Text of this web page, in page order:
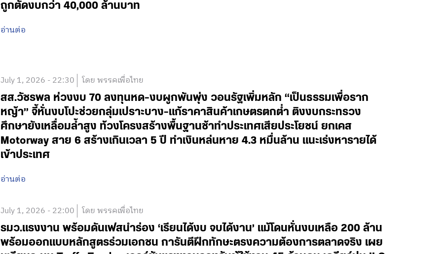
ถูกตัดงบกว่า 40,000 ล้านบาท
อ่านต่อ
July 1, 2026 - 22:30 โดย พรรคเพื่อไทย
สส.วัชรพล ห่วงงบ 70 ลงทุนหด-งบผูกพันพุ่ง วอนรัฐเพิ่มหลัก “เป็นธรรมเพื่อราก
หญ้า” จี้หั่นงบโปะช่วยกลุ่มเปราะบาง-แก้ราคาสินค้าเกษตรตกต่ำ ติงงบกระทรวง
ศึกษายังเหลื่อมล้ำสูง ท้วงโครงสร้างพื้นฐานช้าทำประเทศเสียประโยชน์ ยกเคส
Motorway สาย 6 สร้างเกินเวลา 5 ปี ทำเงินหล่นหาย 4.3 หมื่นล้าน แนะเร่งหารายได้
เข้าประเทศ
อ่านต่อ
July 1, 2026 - 22:00 โดย พรรคเพื่อไทย
รมว.แรงงาน พร้อมดันเฟสนำร่อง ‘เรียนได้งบ จบได้งาน’ แม้โดนหั่นงบเหลือ 200 ล้าน
พร้อมออกแบบหลักสูตรร่วมเอกชน การันตีฝึกทักษะตรงความต้องการตลาดจริง เผย